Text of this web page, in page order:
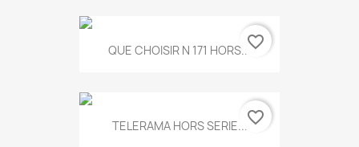
QUE CHOISIR N 171 HORS...favorite_border
TELERAMA HORS SERIE...favorite_border